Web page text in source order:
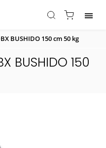
BUSHIDO 150 cm 50 kg
BUSHIDO 150